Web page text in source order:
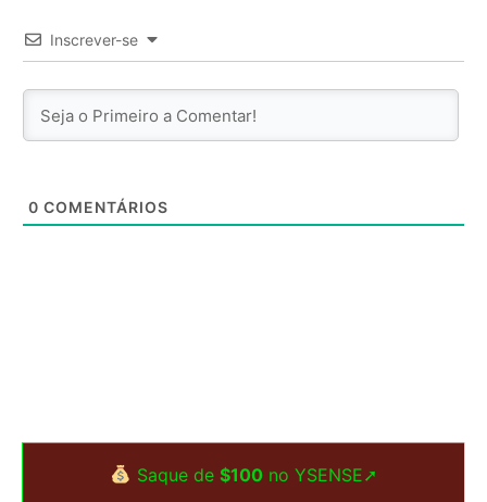
Inscrever-se
0 COMENTÁRIOS
Saque de $100no YSENSE➚